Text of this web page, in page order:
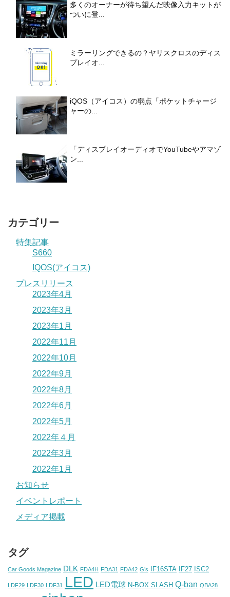
多くのオーナーが待ち望んだ映像入力キットが
ついに登...
ミラーリングできるの？ヤリスクロスのディス
プレイオ...
iQOS（アイコス）の弱点「ポケットチャージ
ャーの...
「ディスプレイオーディオでYouTubeやアマゾ
ン...
カテゴリー
特集記事
S660
IQOS(アイコス)
プレスリリース
2023年4月
2023年3月
2023年1月
2022年11月
2022年10月
2022年9月
2022年8月
2022年6月
2022年5月
2022年４月
2022年3月
2022年1月
お知らせ
イベントレポート
メディア掲載
タグ
Car Goods Magazine DLK FDA4H FDA31 FDA42 G’s IF16STA IF27 ISC2
LDF29 LDF30 LDF31 LED LED電球 N-BOX SLASH Q-ban QBA28